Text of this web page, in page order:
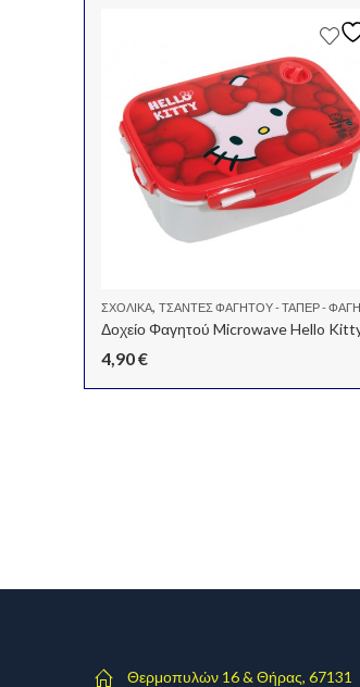
ΣΧΟΛΙΚΆ, ΤΣΆΝΤΕΣ ΦΑΓΗΤΟΎ - ΤΑΠΕΡ -
4,90€
Θερμοπυλών 16 & Θήρας, 67131